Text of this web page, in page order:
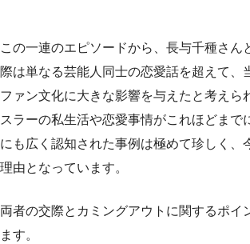
この一連のエピソードから、長与千種さん
際は単なる芸能人同士の恋愛話を超えて、
ファン文化に大きな影響を与えたと考えら
スラーの私生活や恋愛事情がこれほどまで
にも広く認知された事例は極めて珍しく、
理由となっています。
両者の交際とカミングアウトに関するポイ
ます。